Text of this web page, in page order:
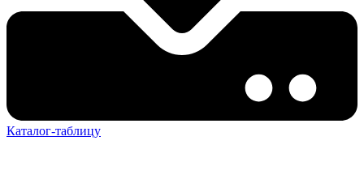
Каталог-таблицу